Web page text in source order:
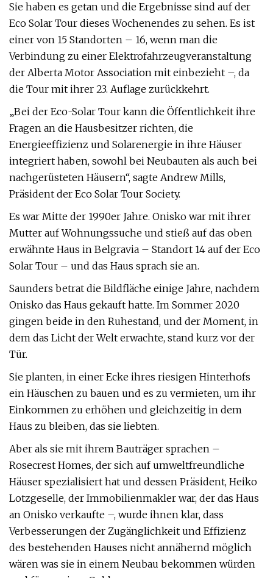
Sie haben es getan und die Ergebnisse sind auf der
Eco Solar Tour dieses Wochenendes zu sehen. Es ist
einer von 15 Standorten – 16, wenn man die
Verbindung zu einer Elektrofahrzeugveranstaltung
der Alberta Motor Association mit einbezieht –, da
die Tour mit ihrer 23. Auflage zurückkehrt.
„Bei der Eco-Solar Tour kann die Öffentlichkeit ihre
Fragen an die Hausbesitzer richten, die
Energieeffizienz und Solarenergie in ihre Häuser
integriert haben, sowohl bei Neubauten als auch bei
nachgerüsteten Häusern“, sagte Andrew Mills,
Präsident der Eco Solar Tour Society.
Es war Mitte der 1990er Jahre. Onisko war mit ihrer
Mutter auf Wohnungssuche und stieß auf das oben
erwähnte Haus in Belgravia – Standort 14 auf der Eco
Solar Tour – und das Haus sprach sie an.
Saunders betrat die Bildfläche einige Jahre, nachdem
Onisko das Haus gekauft hatte. Im Sommer 2020
gingen beide in den Ruhestand, und der Moment, in
dem das Licht der Welt erwachte, stand kurz vor der
Tür.
Sie planten, in einer Ecke ihres riesigen Hinterhofs
ein Häuschen zu bauen und es zu vermieten, um ihr
Einkommen zu erhöhen und gleichzeitig in dem
Haus zu bleiben, das sie liebten.
Aber als sie mit ihrem Bauträger sprachen –
Rosecrest Homes, der sich auf umweltfreundliche
Häuser spezialisiert hat und dessen Präsident, Heiko
Lotzgeselle, der Immobilienmakler war, der das Haus
an Onisko verkaufte –, wurde ihnen klar, dass
Verbesserungen der Zugänglichkeit und Effizienz
des bestehenden Hauses nicht annähernd möglich
wären was sie in einem Neubau bekommen würden